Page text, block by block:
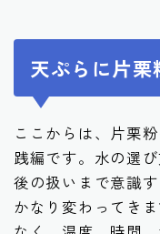
天ぷらに片
ここからは、片栗
践編です。水の選
後の扱いまで意識
かなり変わってき